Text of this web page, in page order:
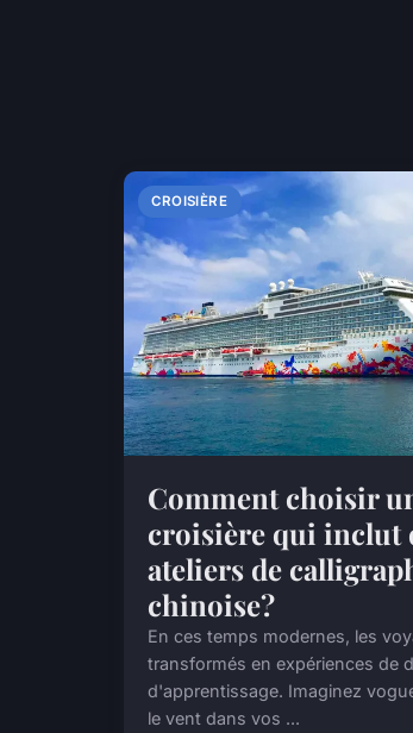
CROISIÈRE
Comment choisir
croisière qui inclut
ateliers de
chinoise?
En ces temps modernes, les
transformés en expériences de
d'apprentissage. Imaginez
le vent dans vos ...